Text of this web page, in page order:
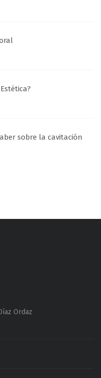
sobre la cavitación
Ordaz